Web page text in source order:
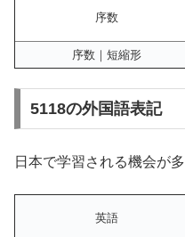
序数
序数｜短縮形
5118の外国語表記
日本で学習される機会が
英語